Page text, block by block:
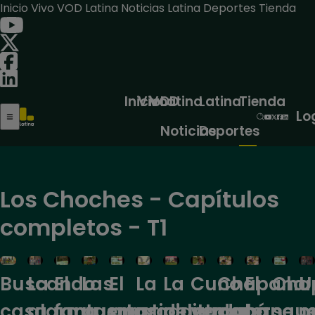
Inicio Vivo VOD Latina Noticias Latina Deportes Tienda
Inicio
Vivo
VOD
Latina
Noticias
Latina
Deportes
Tienda
Los Choches - Capítulos
completos - T1
Buscando
La El LasEl La La CunoChapana
El